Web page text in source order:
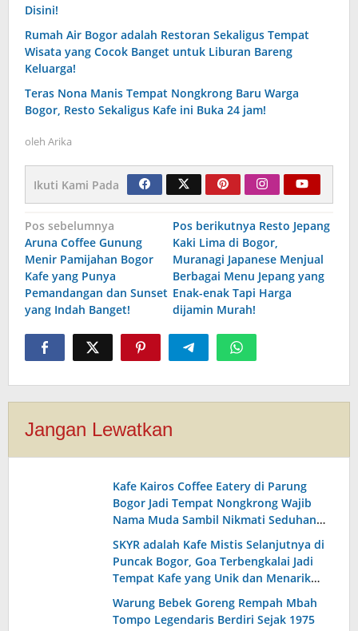
Disini!
Rumah Air Bogor adalah Restoran Sekaligus Tempat
Wisata yang Cocok Banget untuk Liburan Bareng
Keluarga!
Teras Nona Manis Tempat Nongkrong Baru Warga
Bogor, Resto Sekaligus Kafe ini Buka 24 jam!
oleh Arika
Ikuti Kami Pada
Navigasi
pos
Pos sebelumnya
Aruna Coffee Gunung
Menir Pamijahan Bogor
Kafe yang Punya
Pemandangan dan Sunset
yang Indah Banget!
Pos berikutnya Resto Jepang
Kaki Lima di Bogor,
Muranagi Japanese Menjual
Berbagai Menu Jepang yang
Enak-enak Tapi Harga
dijamin Murah!
Jangan Lewatkan
Kafe Kairos Coffee Eatery di Parung
Bogor Jadi Tempat Nongkrong Wajib
Nama Muda Sambil Nikmati Seduhan
yang Enak!
SKYR adalah Kafe Mistis Selanjutnya di
Puncak Bogor, Goa Terbengkalai Jadi
Tempat Kafe yang Unik dan Menarik
Warung Bebek Goreng Rempah Mbah
Tompo Legendaris Berdiri Sejak 1975